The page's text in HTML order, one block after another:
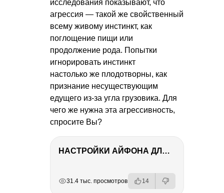
исследования показывают, что
агрессия — такой же свойственный
всему живому инстинкт, как
поглощение пищи или
продолжение рода. Попытки
игнорировать инстинкт
настолько же плодотворны, как
признание несуществующим
едущего из-за угла грузовика. Для
чего же нужна эта агрессивность,
спросите Вы?
НАСТРОЙКИ АЙФОНА ДЛЯ ФОТО И ВИДЕО
31.4 тыс. просмотров 14